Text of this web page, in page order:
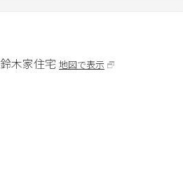
鈴木家住宅 地図で表示